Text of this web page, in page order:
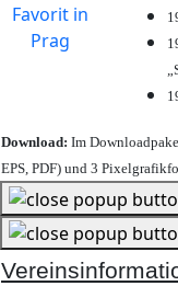
Download: Im
EPS, PDF) und 3